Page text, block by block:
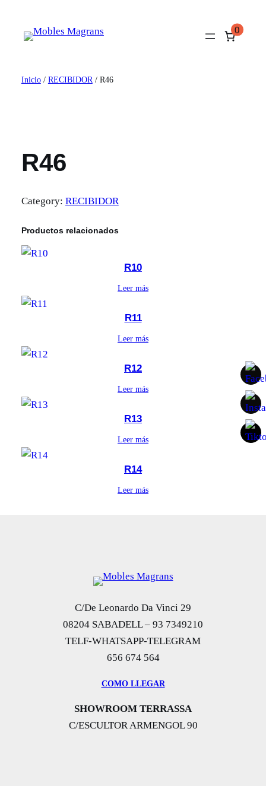
contenido
0
Inicio/ RECIBIDOR / R46
R46
Category: RECIBIDOR
Productos relacionados
R10
Leer más
R11
Leer más
R12
Leer más
R13
Leer más
R14
Leer más
C/De Leonardo Da Vinci 29
08204 SABADELL – 93 7349210
TELF-WHATSAPP-TELEGRAM
656 674 564
COMO LLEGAR
SHOWROOM TERRASSA
C/ESCULTOR ARMENGOL 90